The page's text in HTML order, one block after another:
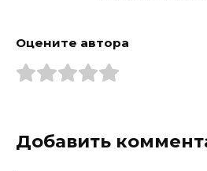
Оцените автора
Добавить